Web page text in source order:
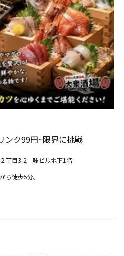
ンク99円~限界に挑戦
丁目3-2 味ビル地下1階
ら徒歩5分。